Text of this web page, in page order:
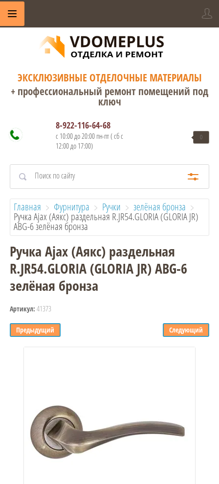
ЭКСКЛЮЗИВНЫЕ ОТДЕЛОЧНЫЕ МАТЕРИАЛЫ
+ профессиональный ремонт помещений под
ключ
8-922-116-64-68
с 10:00 до 20:00 пн-пт ( сб с
12:00 до 17:00)
0
Главная Фурнитура Ручки зелёная бронза
Ручка Ajax (Аякс) раздельная R.JR54.GLORIA (GLORIA JR)
ABG-6 зелёная бронза
Ручка Ajax (Аякс) раздельная
R.JR54.GLORIA (GLORIA JR) ABG-6
зелёная бронза
Артикул: 41373
Предыдущий Следующий